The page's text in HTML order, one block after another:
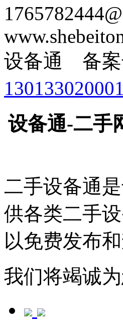
设备通 备案
设备通-二手
二手设备通
供各类二手
以免费发布
我们将竭诚